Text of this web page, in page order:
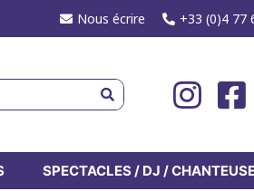
Nous écrire +33 (0)4 77
SPECTACLES / DJ /